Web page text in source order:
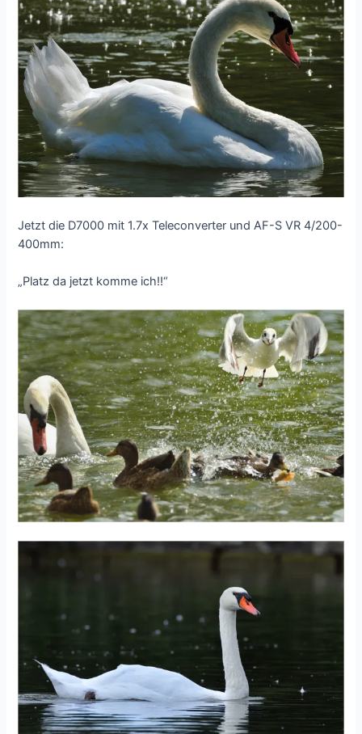
Jetzt die D7000 mit 1.7x Teleconverter und AF-S VR 4/200-
400mm:
„Platz da jetzt komme ich!!“